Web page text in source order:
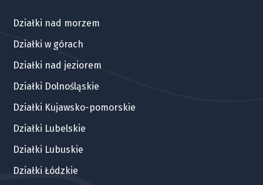
Działki nad morzem
Działki w górach
Działki nad jeziorem
Działki Dolnośląskie
Działki Kujawsko-pomorskie
Działki Lubelskie
Działki Lubuskie
Działki Łódzkie